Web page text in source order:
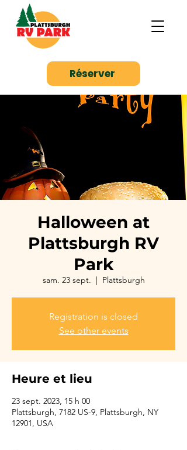
Réserver
Halloween at
Plattsburgh RV
Park
sam. 23 sept.
  |
Plattsburgh
Registration is closed
See other events
Heure et lieu
23 sept. 2023, 15 h 00
Plattsburgh, 7182 US-9, Plattsburgh, NY
12901, USA